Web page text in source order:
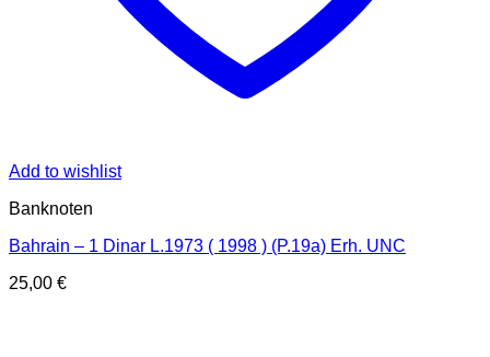
Add to wishlist
Banknoten
Bahrain – 1 Dinar L.1973 ( 1998 ) (P.19a) Erh. UNC
25,00 €